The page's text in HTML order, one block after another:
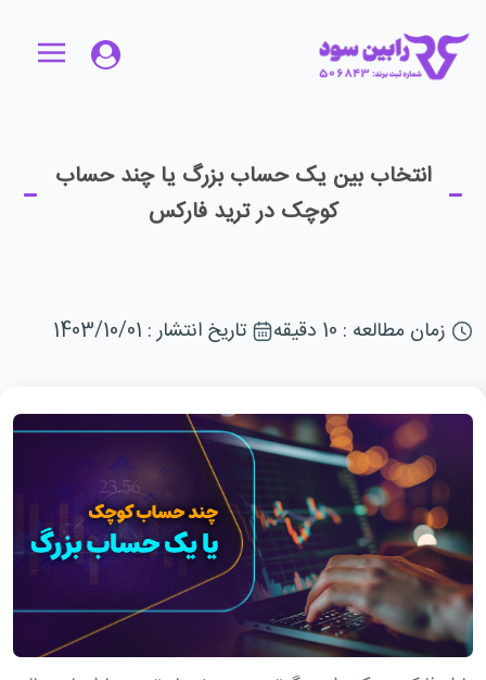
انتخاب بین یک حساب بزرگ یا چند حساب
کوچک در ترید فارکس
زمان مطالعه : 10 دقیقه تاریخ انتشار : 1403/10/01